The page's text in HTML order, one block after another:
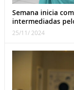
Semana inicia
intermediadas
25/11/ 2024